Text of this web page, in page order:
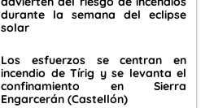
durante la semana del eclipse
solar
Los esfuerzos se centran en
incendio de Tírig y se levanta el
confinamiento en Sierra
Engarcerán (Castellón)